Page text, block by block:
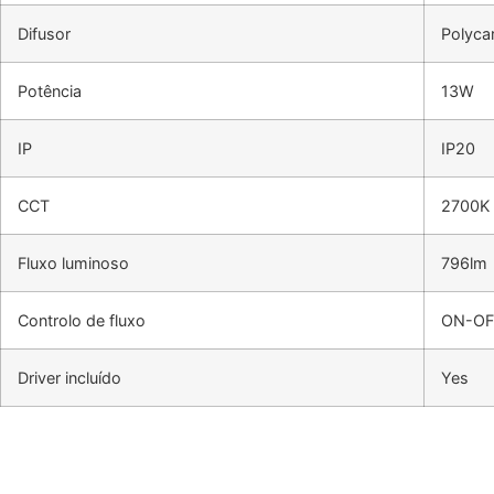
Difusor
Potência 13W
IP IP20
CCT 2700K
Fluxo luminoso 796lm
Controlo de fluxo ON-
Driver incluído Yes